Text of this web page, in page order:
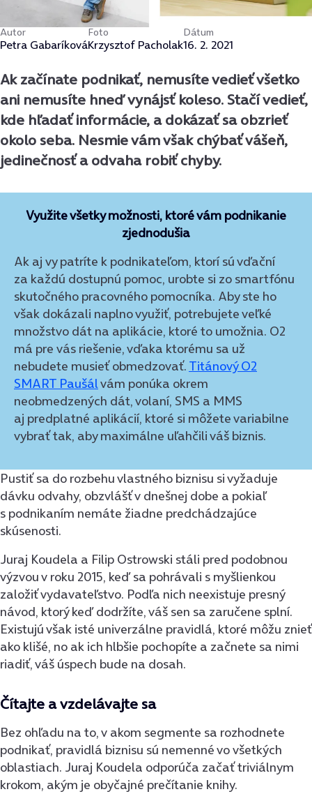
Autor
Petra Gabaríková
Foto
Krzysztof Pacholak
Dátum
16. 2. 2021
Ak začínate podnikať, nemusíte vedieť všetko
ani nemusíte hneď vynájsť koleso. Stačí vedieť,
kde hľadať informácie, a dokázať sa obzrieť
okolo seba. Nesmie vám však chýbať vášeň,
jedinečnosť a odvaha robiť chyby.
Využite všetky možnosti, ktoré vám podnikanie
zjednodušia
Ak aj vy patríte k podnikateľom, ktorí sú vďační
za každú dostupnú pomoc, urobte si zo smartfónu
skutočného pracovného pomocníka. Aby ste ho
však dokázali naplno využiť, potrebujete veľké
množstvo dát na aplikácie, ktoré to umožnia. O2
má pre vás riešenie, vďaka ktorému sa už
nebudete musieť obmedzovať. Titánový O2
SMART Paušálvám ponúka okrem
neobmedzených dát, volaní, SMS a MMS
aj predplatné aplikácií, ktoré si môžete variabilne
vybrať tak, aby maximálne uľahčili váš biznis.
Pustiť sa do rozbehu vlastného biznisu si vyžaduje
dávku odvahy, obzvlášť v dnešnej dobe a pokiaľ
s podnikaním nemáte žiadne predchádzajúce
skúsenosti.
Juraj Koudela a Filip Ostrowski stáli pred podobnou
výzvou v roku 2015, keď sa pohrávali s myšlienkou
založiť vydavateľstvo. Podľa nich neexistuje presný
návod, ktorý keď dodržíte, váš sen sa zaručene splní.
Existujú však isté univerzálne pravidlá, ktoré môžu znieť
ako klišé, no ak ich hlbšie pochopíte a začnete sa nimi
riadiť, váš úspech bude na dosah.
Čítajte a vzdelávajte sa
Bez ohľadu na to, v akom segmente sa rozhodnete
podnikať, pravidlá biznisu sú nemenné vo všetkých
oblastiach. Juraj Koudela odporúča začať triviálnym
krokom, akým je obyčajné prečítanie knihy.